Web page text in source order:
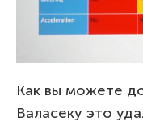
Как вы можете
Валасеку это